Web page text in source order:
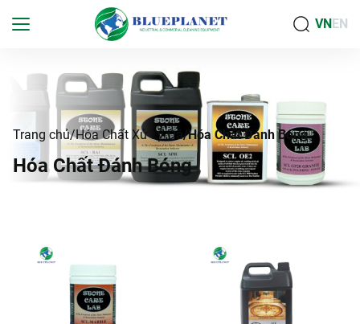
VNEN
Trang chủ Hóa Chất Xử Lý Đá Hóa Chất Đánh Bóng
Hóa Chất Đánh Bóng